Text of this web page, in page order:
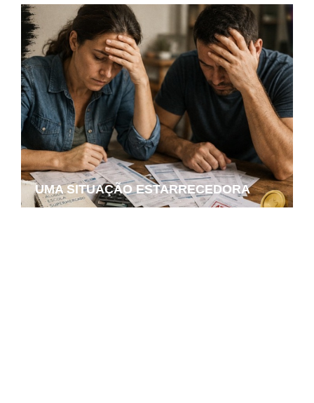
UMA SITUAÇÃO ESTARRECEDORA